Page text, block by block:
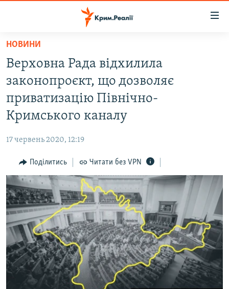
Перейти
основного
матеріалу
до
основної
Перейти
пошуку
ВОДА.КРИМ
ВІДЕО ТА ФОТО
ПОЛІТИКА
ПОГЛЯД
ІНТЕРВ'Ю
ВСЕ ЗА ДЕНЬ
СПЕЦПРОЕКТИ
ДЕПОРТАЦІЯ
ВІДЕОУРОКИ «ELIFBE»
СВІДЧЕННЯ ОКУПАЦІЇ
УКРАЇНСЬКА ПРОБЛЕМА КРИМУ
ЯК ОБІЙТИ БЛОКУВАННЯ
Русский
Qırımtatar
НОВИНИ
Верховна Рада відхилила
законопроєкт, що дозволяє
приватизацію Північно-
Кримського каналу
17 червень 2020, 12:19
Поділитись Читати без VPN